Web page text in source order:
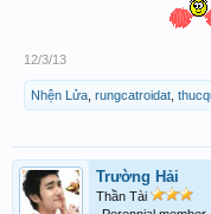
12/3/13
Nhện Lửa rungcatroidat
Trường Hải
Thần Tài